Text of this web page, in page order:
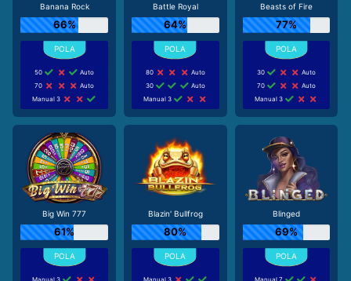
Banana Rock
66%
50
Auto
70
Auto
Manual 3
Battle Royal
64%
80
Auto
30
Auto
Manual 3
Beasts of Fire
77%
30
Auto
70
Auto
Manual 3
Big Win 777
61%
Manual 3
Blazin' Bullfrog
80%
Manual 3
Blinged
69%
Manual 7